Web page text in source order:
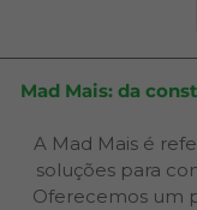
Mad Mais: da
A Mad Mais é
soluções para
Oferecemos um